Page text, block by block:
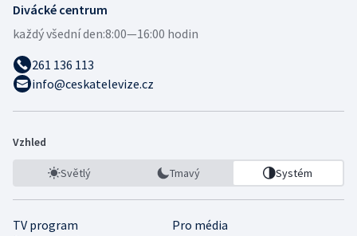
Divácké centrum
každý všední den:8:00—16:00 hodin
261 136 113
info@ceskatelevize.cz
Vzhled
Světlý Tmavý Systém
TV program
Pro média